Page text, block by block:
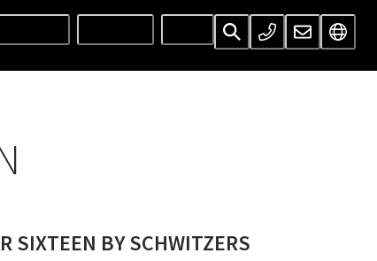
SIXTEEN BY SCHWITZERS